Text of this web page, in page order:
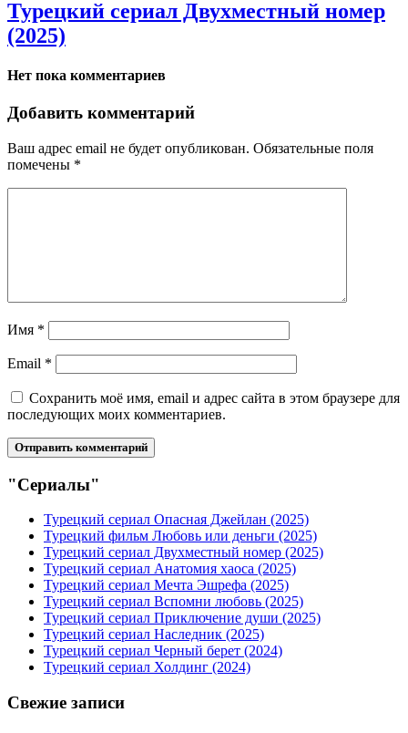
Турецкий сериал Двухместный номер
(2025)
Нет пока комментариев
Добавить комментарий
Ваш адрес email не будет опубликован. Обязательные поля
помечены *
Имя *
Email *
Сохранить моё имя, email и адрес сайта в этом браузере для
последующих моих комментариев.
"Сериалы"
Турецкий сериал Опасная Джейлан (2025)
Турецкий фильм Любовь или деньги (2025)
Турецкий сериал Двухместный номер (2025)
Турецкий сериал Анатомия хаоса (2025)
Турецкий сериал Мечта Эшрефа (2025)
Турецкий сериал Вспомни любовь (2025)
Турецкий сериал Приключение души (2025)
Турецкий сериал Наследник (2025)
Турецкий сериал Черный берет (2024)
Турецкий сериал Холдинг (2024)
Свежие записи